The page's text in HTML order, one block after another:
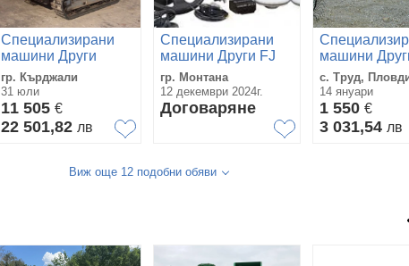
Специализирани
машини Други
дъмпер кубота
гр. Кърджали
31 юли
11 505 €
22 501,82 лв
Специализирани
машини Други FJ
Dynamics
гр. Монтана
12 декември 2024г.
Договаряне
машини
ШНЕК
с. Труд,
14 януари
1 550 €
3 031,54 лв
Виж още 12 подобни обяви